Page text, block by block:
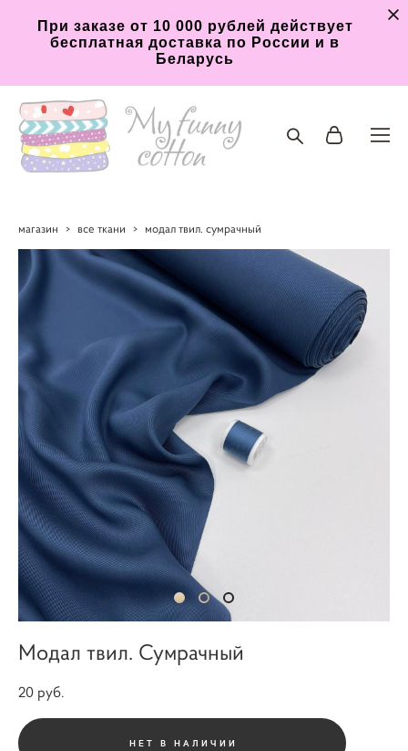
При заказе от 10 000 рублей действует
бесплатная доставка по России и в
Беларусь
магазин > все ткани > модал твил. сумрачный
Модал твил. Сумрачный
20 pуб.
НЕТ В НАЛИЧИИ